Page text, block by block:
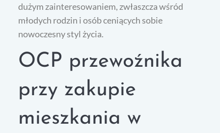
dużym zainteresowaniem, zwłaszcza wśród
młodych rodzin i osób ceniących sobie
nowoczesny styl życia.
OCP przewoźnika
przy zakupie
mieszkania w